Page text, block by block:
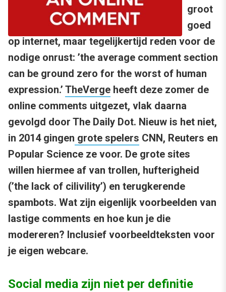
groot
goed
op internet, maar tegelijkertijd reden voor de
nodige onrust: ’the average comment section
can be ground zero for the worst of human
expression.’ TheVerge heeft deze zomer de
online comments uitgezet, vlak daarna
gevolgd door The Daily Dot. Nieuw is het niet,
in 2014 gingen grote spelers CNN, Reuters en
Popular Science ze voor. De grote sites
willen hiermee af van trollen, hufterigheid
(’the lack of cilivility’) en terugkerende
spambots. Wat zijn eigenlijk voorbeelden van
lastige comments en hoe kun je die
modereren? Inclusief voorbeeldteksten voor
je eigen webcare.
Social media zijn niet per definitie